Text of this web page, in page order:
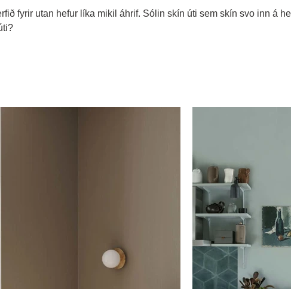
fyrir utan hefur líka mikil áhrif. Sólin skín úti sem skín svo inn á